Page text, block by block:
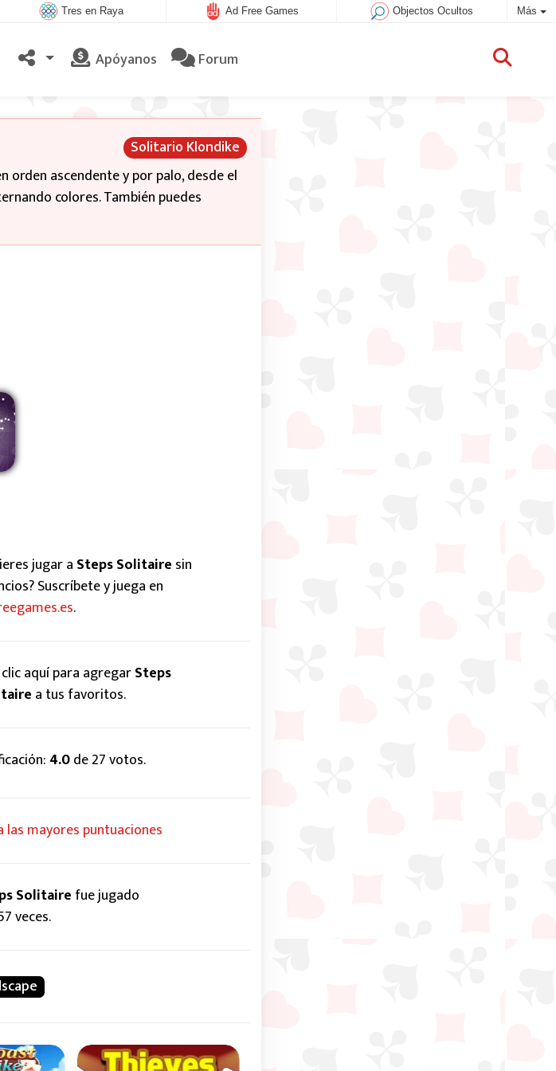
Tres en Raya Ad Free Games Objectos Ocultos Más
Apóyanos Forum
Solitario Klondike
orden ascendente y por palo, desde el
colores. También puedes
jugar aSteps Solitaire sin
Suscríbete y juega en
.
aquí para agregarSteps
a tus favoritos.
4.0de 27 votos.
las mayores puntuaciones
Solitairefue jugado
veces.